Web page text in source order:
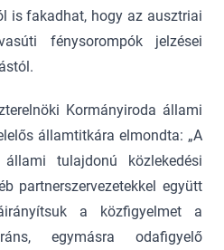
is fakadhat, hogy az ausztriai
fénysorompók jelzései
Kormányiroda állami
államtitkára elmondta: „A
tulajdonú közlekedési
partnerszervezetekkel együtt
a közfigyelmet a
egymásra odafigyelő